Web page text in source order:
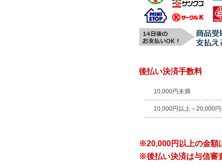
後払い決済手数料
10,000円未満
10,000円以上～20,000
※20,000円以上の金額
※後払い決済は与信審